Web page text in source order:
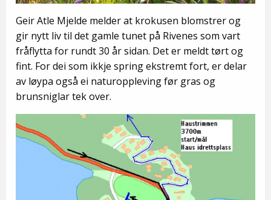
Geir Atle Mjelde melder at krokusen blomstrer og
gir nytt liv til det gamle tunet på Rivenes som vart
fråflytta for rundt 30 år sidan. Det er meldt tørt og
fint. For dei som ikkje spring ekstremt fort, er delar
av løypa også ei naturoppleving før gras og
brunsniglar tek over.